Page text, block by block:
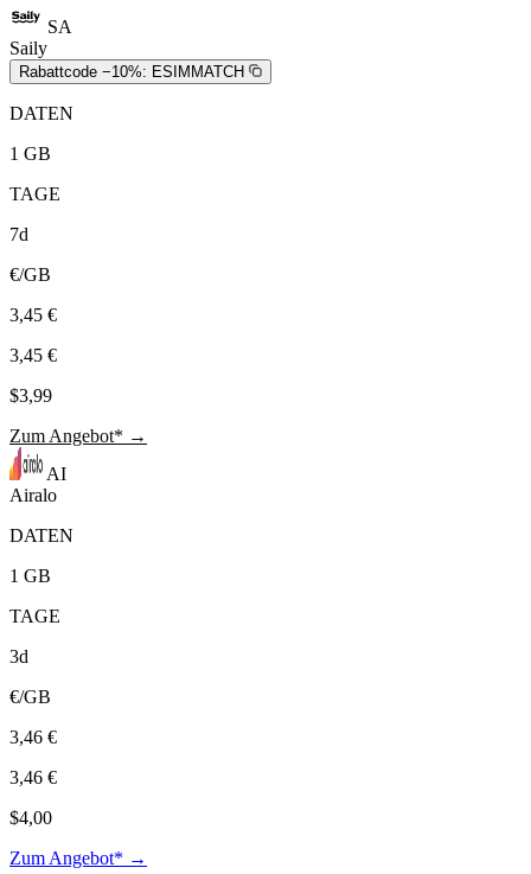
SA
Saily
Rabattcode −10%: ESIMMATCH
DATEN
1 GB
TAGE
7d
€/GB
3,45 €
3,45 €
$3,99
Zum Angebot* →
AI
Airalo
DATEN
1 GB
TAGE
3d
€/GB
3,46 €
3,46 €
$4,00
Zum Angebot* →